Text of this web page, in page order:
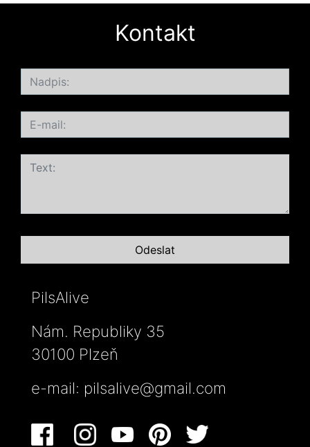
Kontakt
PilsAlive
Nám. Republiky 35
30100 Plzeň
e-mail: pilsalive@gmail.com